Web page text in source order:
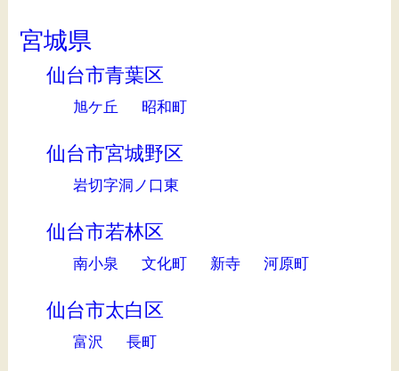
宮城県
仙台市青葉区
旭ケ丘 昭和町
仙台市宮城野区
岩切字洞ノ口東
仙台市若林区
南小泉 文化町 新寺 河原町
仙台市太白区
富沢 長町